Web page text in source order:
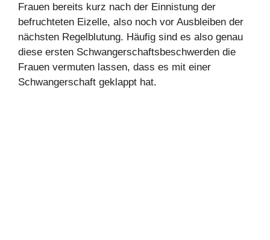
Frauen bereits kurz nach der Einnistung der
befruchteten Eizelle, also noch vor Ausbleiben der
nächsten Regelblutung. Häufig sind es also genau
diese ersten Schwangerschaftsbeschwerden die
Frauen vermuten lassen, dass es mit einer
Schwangerschaft geklappt hat.